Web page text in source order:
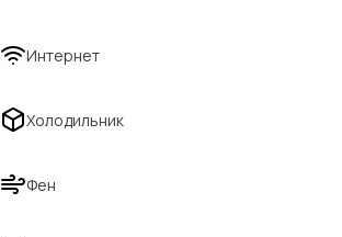
Интернет
Холодильник
Фен